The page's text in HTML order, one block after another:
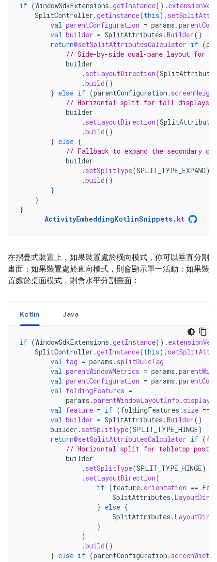
if (WindowSdkExtensions .getInstance().
SplitController .getInstance(this).
val parentConfiguration = params .
val builder = SplitAttributes .Builder()
return@setSplitAttributesCalculator if (
// Side-by-side dual-pane layout for
builder
. setLayoutDirection(
.build()
} else if (parentConfiguration .
// Horizontal split for tall displays.
builder
. setLayoutDirection(
.build()
} else {
// Fallback to expand the secondary
builder
. setSplitType(SPLIT_TYPE_EXPAND)
.build()
}
}
}
ActivityEmbeddingKotlinSnippets. kt
在摺疊式裝置上，如果裝置處於橫向模式，你可以垂直分割
畫面；如果裝置處於直向模式，則會顯示單一活動；如果裝
置處於桌面模式，則會水平分割畫面：
Kotlin Java
if (WindowSdkExtensions .getInstance().
SplitController .getInstance(this).
val tag = params . splitRuleTag
val parentWindowMetrics = params .
val parentConfiguration = params .
val foldingFeatures =
params .parentWindowLayoutInfo .
val feature = if (foldingFeatures . size ==
val builder = SplitAttributes .Builder()
builder . setSplitType(SPLIT_TYPE_HINGE)
return@setSplitAttributesCalculator if (
// Horizontal split for tabletop
builder
. setSplitType(SPLIT_TYPE_HINGE)
. setLayoutDirection(
if (feature.orientation ==
SplitAttributes .
} else {
SplitAttributes .
}
)
.build()
} else if (parentConfiguration .